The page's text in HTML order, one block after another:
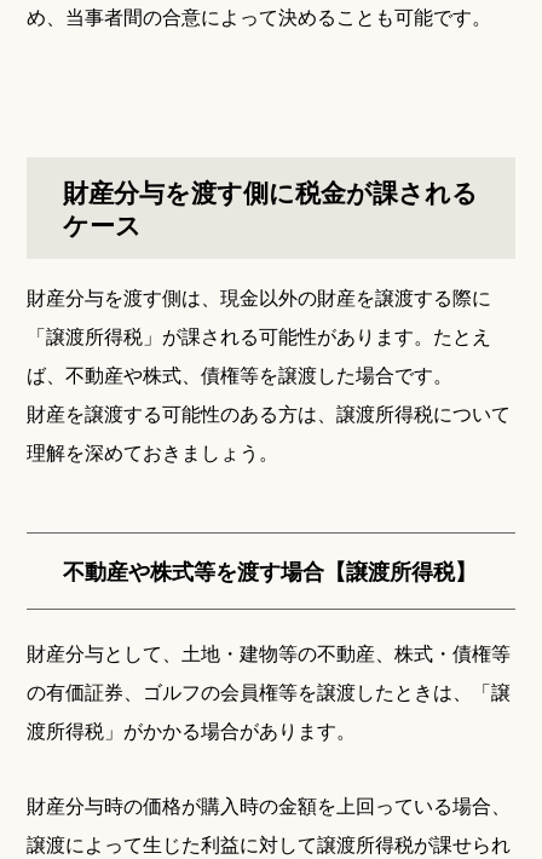
め、当事者間の合意によって決めることも可能です。
財産分与を渡す側に税金が課される
ケース
財産分与を渡す側は、現金以外の財産を譲渡する際に
「譲渡所得税」が課される可能性があります。たとえ
ば、不動産や株式、債権等を譲渡した場合です。
財産を譲渡する可能性のある方は、譲渡所得税について
理解を深めておきましょう。
不動産や株式等を渡す場合【譲渡所得税】
財産分与として、土地・建物等の不動産、株式・債権等
の有価証券、ゴルフの会員権等を譲渡したときは、「譲
渡所得税」がかかる場合があります。
財産分与時の価格が購入時の金額を上回っている場合、
譲渡によって生じた利益に対して譲渡所得税が課せられ